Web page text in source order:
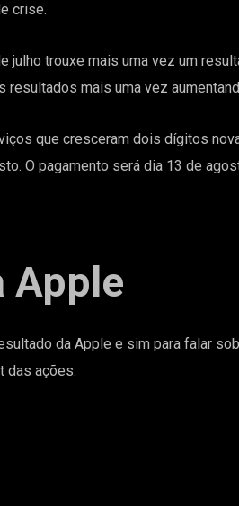
crise.
julho trouxe mais uma vez um
mais uma vez
que cresceram dois dígitos
O pagamento será dia 13 de
Apple
da Apple e sim para falar
das ações.